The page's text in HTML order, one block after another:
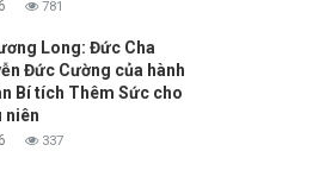
781
Long: Đức Cha
Đức Cường của hành
Bí tích Thêm Sức cho
niên
337